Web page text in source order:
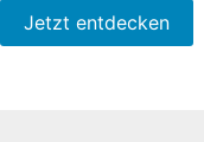
Jetzt entdecken